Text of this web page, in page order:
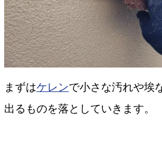
まずはケレンで小さな汚れや埃
出るものを落としていきます。